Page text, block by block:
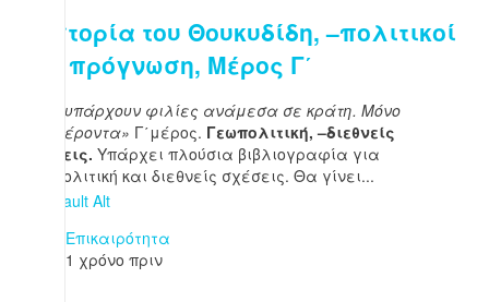
Η Ιστορία του Θουκυδίδη, –πολιτικοί
και πρόγνωση, Μέρος Γ΄
«Δεν υπάρχουν φιλίες ανάμεσα σε κράτη. Μόνο
συμφέροντα» Γ΄μέρος. Γεωπολιτική, –διεθνείς
σχέσεις. Υπάρχει πλούσια βιβλιογραφία για
γεωπολιτική και διεθνείς σχέσεις. Θα γίνει...
Επικαιρότητα
1 χρόνο πριν